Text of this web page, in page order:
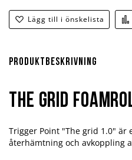
Lägg till i önskelista
Produktbeskrivning
The Grid
Trigger Point "The grid 1.0" är
återhämtning och avkoppling